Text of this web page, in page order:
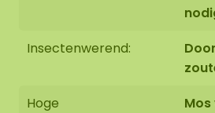
mos werken we netjes
mosschilderij is +/- 8 KG per m².
Insectenwerend:
Hoge